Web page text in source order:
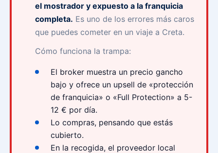
el mostrador y expuesto a la franquicia
completa. Es uno de los errores más caros
que puedes cometer en un viaje a Creta.
Cómo funciona la trampa:
El broker muestra un precio gancho
bajo y ofrece un upsell de «protección
de franquicia» o «Full Protection» a 5-
12 € por día.
Lo compras, pensando que estás
cubierto.
En la recogida, el proveedor local